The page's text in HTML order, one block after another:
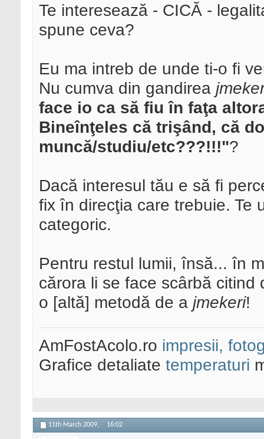
Te interesează - CICĂ -
spune ceva?
Eu ma intreb de unde ti-o fi
Nu cumva din gandirea
face io ca să fiu în faţa
Bineînţeles că trişând, că
muncă/studiu/etc???!!!"?
Dacă interesul tău e să fi
fix în direcţia care trebuie. Te
categoric.
Pentru restul lumii, însă... în
cărora li se face scârbă
o [altă] metodă de a jmekeri!
AmFostAcolo.ro impresii,
Grafice detaliate temperaturi
11th March 2009, 16:02